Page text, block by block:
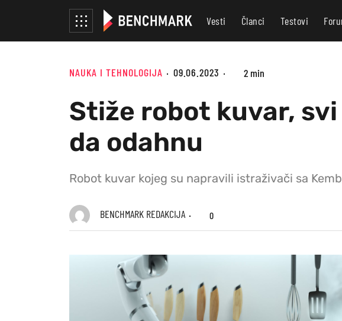
Vesti Članci Testovi
NAUKA I TEHNOLOGIJA 09.06.2023 2 min
Stiže robot kuvar,
da odahnu
Robot kuvar kojeg su napravili istraživači sa
BENCHMARK REDAKCIJA 0